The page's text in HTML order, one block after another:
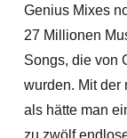
Genius Mixes
27 Millionen
Songs, die von
wurden. Mit der
als hätte man
zu zwölf